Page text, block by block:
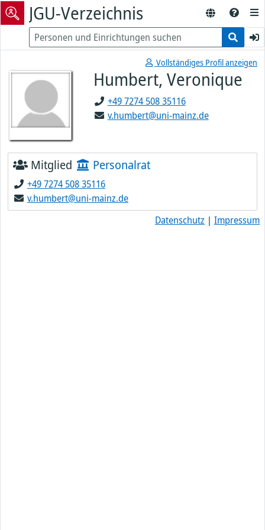
JGU-Verzeichnis
Vollständiges Profil anzeigen
Humbert, Veronique
+49 7274 508 35116
v.humbert@uni-mainz.de
Mitglied Personalrat
+49 7274 508 35116
v.humbert@uni-mainz.de
Datenschutz | Impressum